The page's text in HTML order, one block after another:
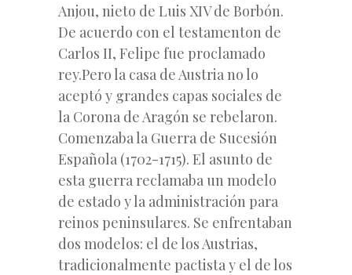
Anjou, nieto de Luis XIV de Borbón.
De acuerdo con el testamenton de
Carlos II, Felipe fue proclamado
rey.Pero la casa de Austria no lo
aceptó y grandes capas sociales de
la Corona de Aragón se rebelaron.
Comenzaba la Guerra de Sucesión
Española (1702-1715). El asunto de
esta guerra reclamaba un modelo
de estado y la administración para
reinos peninsulares. Se enfrentaban
dos modelos: el de los Austrias,
tradicionalmente pactista y el de los